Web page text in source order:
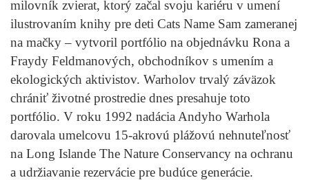
milovník zvierat, ktorý začal svoju kariéru v umení
ilustrovaním knihy pre deti Cats Name Sam zameranej
na mačky – vytvoril portfólio na objednávku Rona a
Fraydy Feldmanových, obchodníkov s umením a
ekologických aktivistov. Warholov trvalý záväzok
chrániť životné prostredie dnes presahuje toto
portfólio. V roku 1992 nadácia Andyho Warhola
darovala umelcovu 15-akrovú plážovú nehnuteľnosť
na Long Islande The Nature Conservancy na ochranu
a udržiavanie rezervácie pre budúce generácie.